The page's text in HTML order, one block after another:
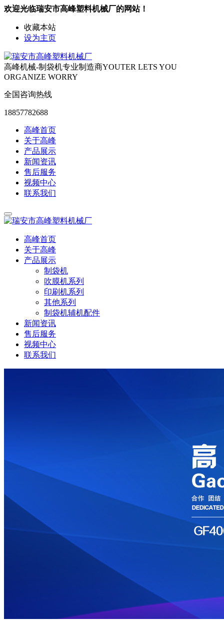
欢迎光临瑞安市高峰塑料机械厂的网站！
收藏本站
设为主页
高峰机械-制袋机专业制造商YOUTER LETS YOU
ORGANIZE WORRY
全国咨询热线
18857782688
高峰首页
关于高峰
产品展示
新闻资讯
售后服务
视频中心
联系我们
高峰首页
关于高峰
产品展示
制袋机
吹膜机系列
印刷机系列
其他系列
制袋机辅机配件
新闻资讯
售后服务
视频中心
联系我们